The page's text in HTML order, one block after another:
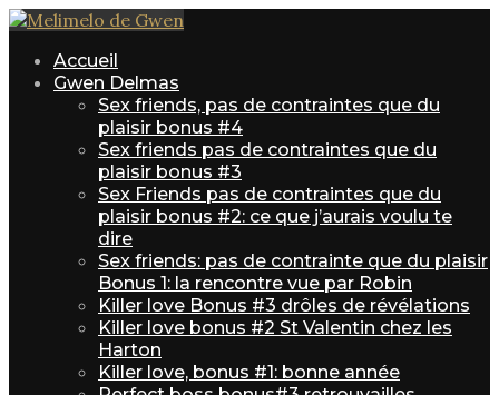
Accueil
Gwen Delmas
Sex friends, pas de contraintes que du
plaisir bonus #4
Sex friends pas de contraintes que du
plaisir bonus #3
Sex Friends pas de contraintes que du
plaisir bonus #2: ce que j’aurais voulu te
dire
Sex friends: pas de contrainte que du plaisir
Bonus 1: la rencontre vue par Robin
Killer love Bonus #3 drôles de révélations
Killer love bonus #2 St Valentin chez les
Harton
Killer love, bonus #1: bonne année